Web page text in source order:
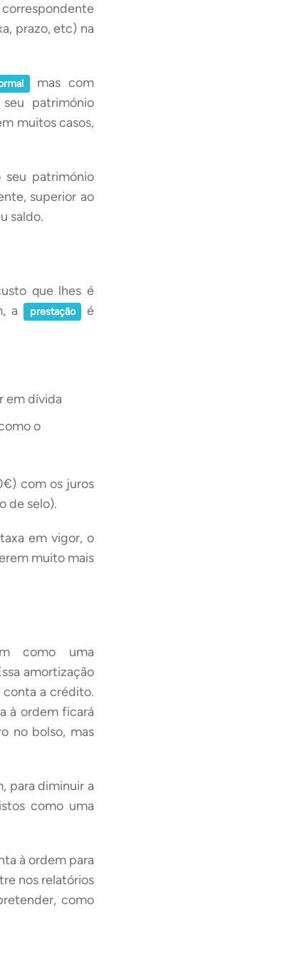
prazo, etc) na
mas com
património
muitos casos,
seu património
superior ao
saldo.
que lhes é
a
prestação
é
em dívida
o
com os juros
de selo).
em vigor, o
muito mais
como uma
amortização
a crédito.
à ordem ficará
no bolso, mas
para diminuir a
como uma
à ordem para
nos relatórios
como